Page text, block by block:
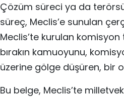
Çözüm süreci ya da
süreç, Meclis’e sunulan
Meclis’te kurulan
bırakın kamuoyunu,
üzerine gölge düşüren, bir
Bu belge, Meclis’te